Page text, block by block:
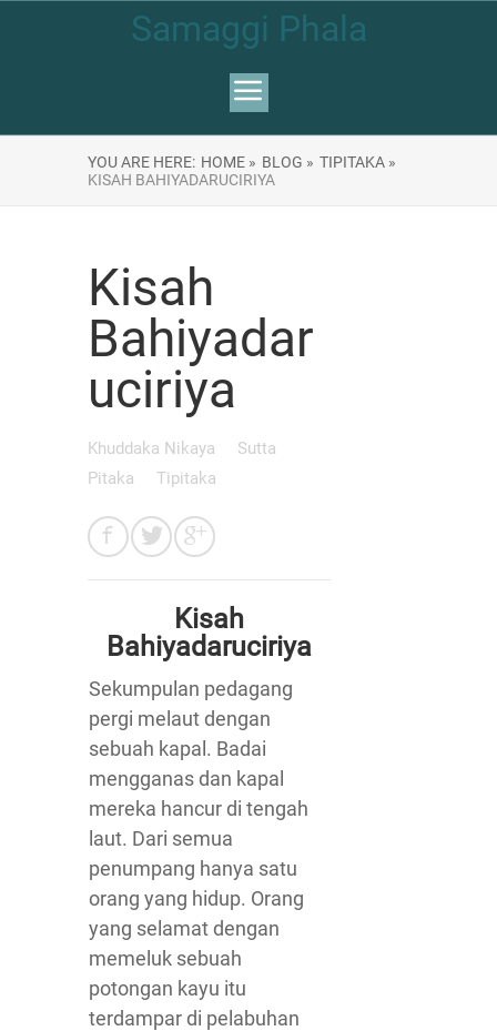
Samaggi Phala
YOU ARE HERE: HOME » BLOG » TIPITAKA »
KISAH BAHIYADARUCIRIYA
Kisah
Bahiyadar
uciriya
Khuddaka Nikaya
Sutta
Pitaka
Tipitaka
Kisah
Bahiyadaruciriya
Sekumpulan pedagang
pergi melaut dengan
sebuah kapal. Badai
mengganas dan kapal
mereka hancur di tengah
laut. Dari semua
penumpang hanya satu
orang yang hidup. Orang
yang selamat dengan
memeluk sebuah
potongan kayu itu
terdampar di pelabuhan